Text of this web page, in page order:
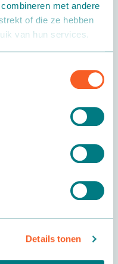
met andere
of die ze hebben
van hun services.
Details tonen
doorvoeren van